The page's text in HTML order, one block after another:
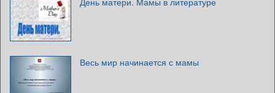
Весь мир начинается с мамы